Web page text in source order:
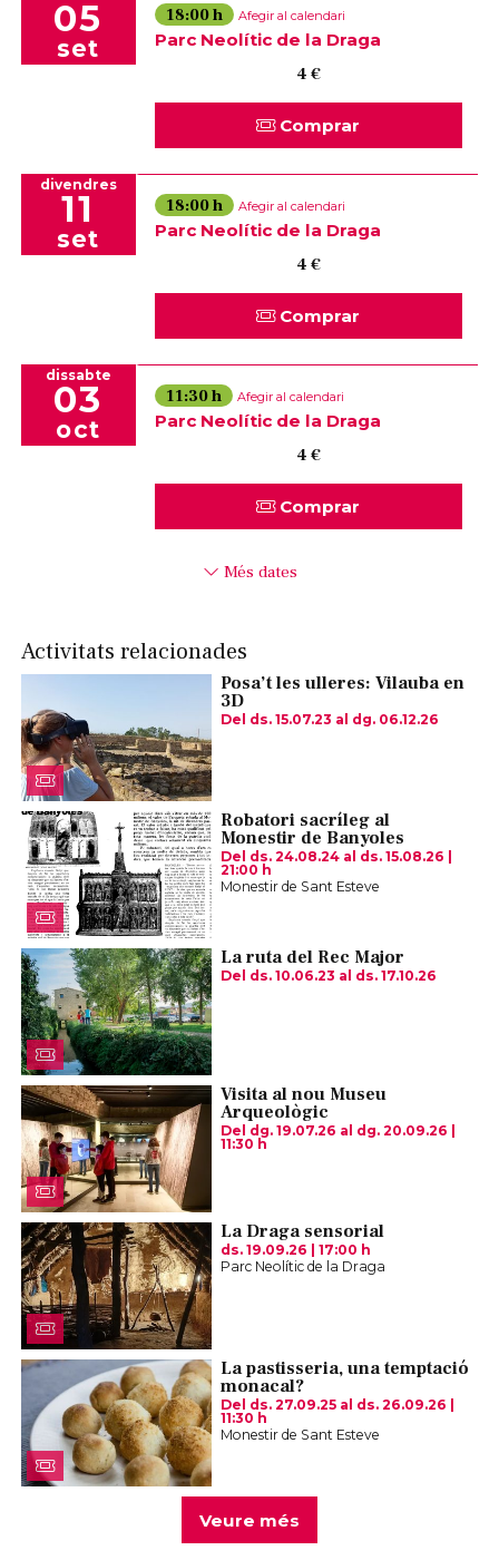
05
set
18:00 h Afegir al calendari
Parc Neolític de la Draga
4 €
Comprar
divendres
11
set
18:00 h Afegir al calendari
Parc Neolític de la Draga
4 €
Comprar
dissabte
03
oct
11:30 h Afegir al calendari
Parc Neolític de la Draga
4 €
Comprar
Més dates
Activitats relacionades
Posa’t les ulleres: Vilauba en
3D
Del ds. 15.07.23 al dg. 06.12.26
Robatori sacríleg al
Monestir de Banyoles
Del ds. 24.08.24al ds. 15.08.26
21:00 h
Monestir de Sant Esteve
La ruta del Rec Major
Del ds. 10.06.23 al ds. 17.10.26
Visita al nou Museu
Arqueològic
Del dg. 19.07.26 al dg. 20.09.26
11:30 h
La Draga sensorial
ds. 19.09.26
17:00 h
Parc Neolític de la Draga
La pastisseria, una temptació
monacal?
Del ds. 27.09.25al ds. 26.09.26
11:30 h
Monestir de Sant Esteve
Veure més